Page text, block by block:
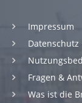
Impressum
Datenschutz
Fragen &
Was ist die